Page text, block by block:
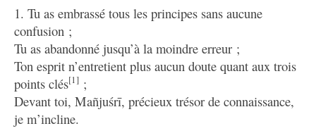
1. Tu as embrassé tous les principes sans aucune
confusion ;
Tu as abandonné jusqu’à la moindre erreur ;
Ton esprit n’entretient plus aucun doute quant aux trois
points clés[1] ;
Devant toi, Mañjuśrī, précieux trésor de connaissance,
je m’incline.